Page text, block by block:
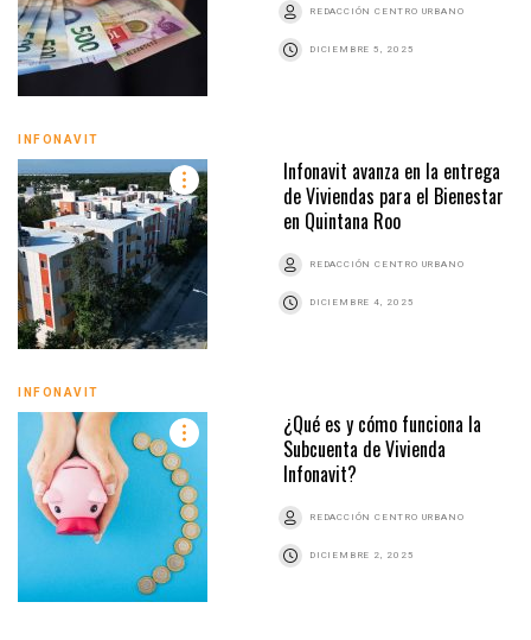
REDACCIÓN CENTRO URBANO
DICIEMBRE 5, 2025
INFONAVIT
Infonavit avanza en la entrega
de Viviendas para el Bienestar
en Quintana Roo
REDACCIÓN CENTRO URBANO
DICIEMBRE 4, 2025
INFONAVIT
¿Qué es y cómo funciona la
Subcuenta de Vivienda
Infonavit?
REDACCIÓN CENTRO URBANO
DICIEMBRE 2, 2025